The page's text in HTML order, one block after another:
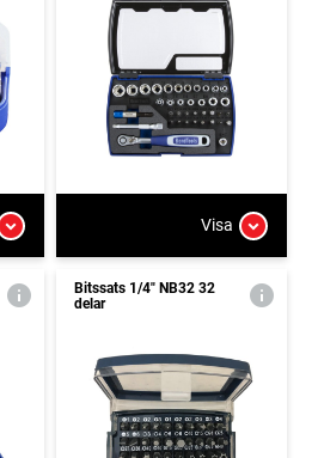
Visa
Bitssats 1/4" NB32 32
delar